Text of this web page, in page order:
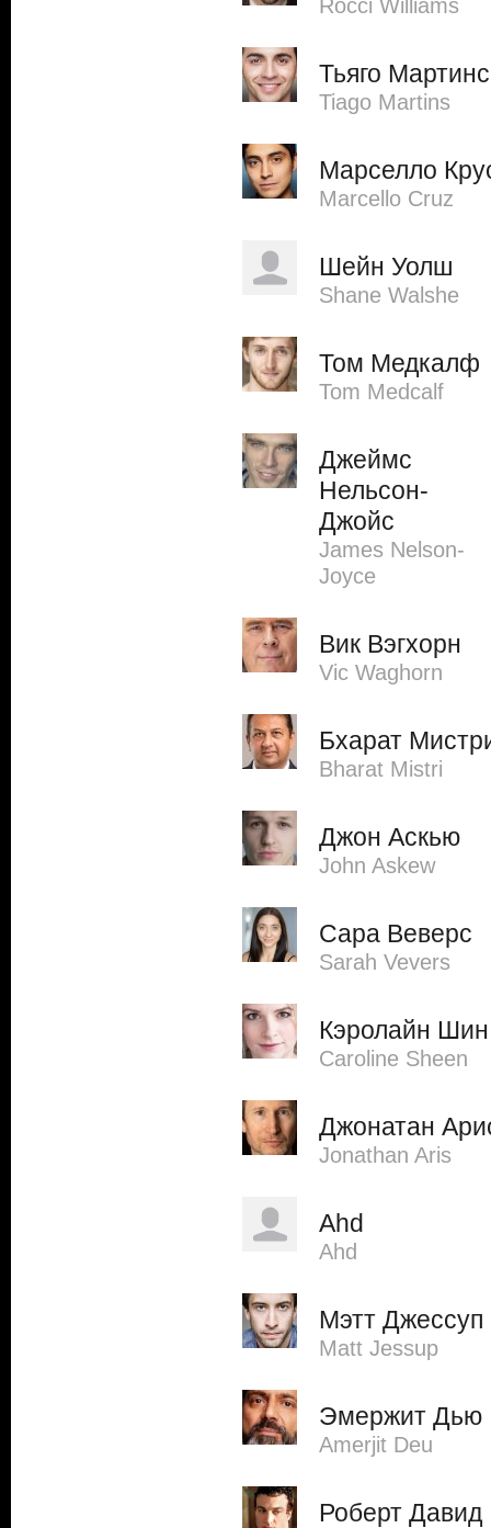
Rocci Williams
Тьяго Мартинс
Tiago Martins
Марселло
Marcello Cruz
Шейн Уолш
Shane Walshe
Том Медкалф
Tom Medcalf
Джеймс
Нельсон-
Джойс
James Nelson-
Joyce
Вик Вэгхорн
Vic Waghorn
Бхарат
Bharat Mistri
Джон Аскью
John Askew
Сара Веверс
Sarah Vevers
Кэролайн Шин
Caroline Sheen
Джонатан
Jonathan Aris
Ahd
Ahd
Мэтт Джессуп
Matt Jessup
Эмержит Дью
Amerjit Deu
Роберт Давид